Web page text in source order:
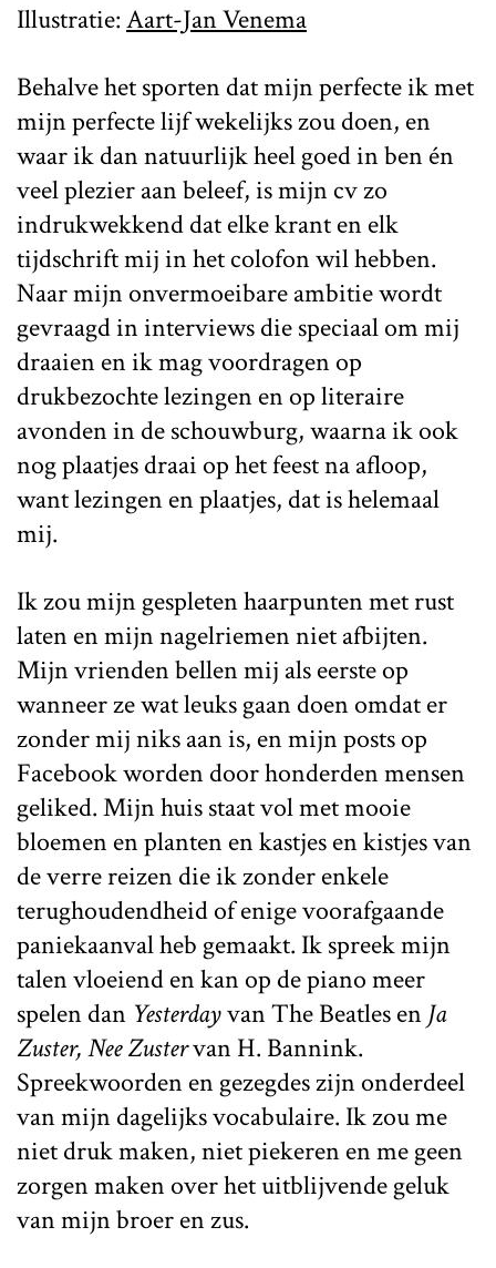
Illustratie:Aart-Jan Venema
Behalve het sporten dat mijn perfecte ik met
mijn perfecte lijf wekelijks zou doen, en
waar ik dan natuurlijk heel goed in ben én
veel plezier aan beleef, is mijn cv zo
indrukwekkend dat elke krant en elk
tijdschrift mij in het colofon wil hebben.
Naar mijn onvermoeibare ambitie wordt
gevraagd in interviews die speciaal om mij
draaien en ik mag voordragen op
drukbezochte lezingen en op literaire
avonden in de schouwburg, waarna ik ook
nog plaatjes draai op het feest na afloop,
want lezingen en plaatjes, dat is helemaal
mij.
Ik zou mijn gespleten haarpunten met rust
laten en mijn nagelriemen niet afbijten.
Mijn vrienden bellen mij als eerste op
wanneer ze wat leuks gaan doen omdat er
zonder mij niks aan is, en mijn posts op
Facebook worden door honderden mensen
geliked. Mijn huis staat vol met mooie
bloemen en planten en kastjes en kistjes van
de verre reizen die ik zonder enkele
terughoudendheid of enige voorafgaande
paniekaanval heb gemaakt. Ik spreek mijn
talen vloeiend en kan op de piano meer
spelen dan Yesterdayvan The Beatles en Ja
Zuster, Nee Zustervan H. Bannink.
Spreekwoorden en gezegdes zijn onderdeel
van mijn dagelijks vocabulaire. Ik zou me
niet druk maken, niet piekeren en me geen
zorgen maken over het uitblijvende geluk
van mijn broer en zus.